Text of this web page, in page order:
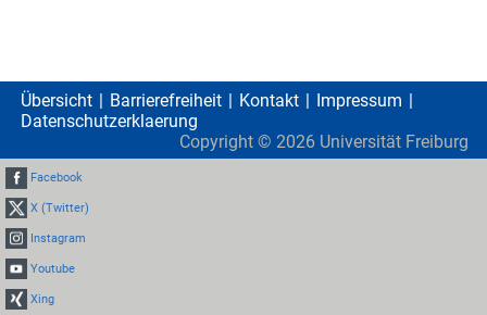
Übersicht Barrierefreiheit Kontakt
Impressum
Datenschutzerklaerung
Copyright © 2026 Universität Freiburg
Facebook
X (Twitter)
Instagram
Youtube
Xing